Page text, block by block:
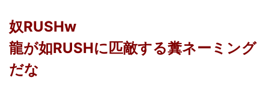
奴RUSHw
龍が如RUSHに匹敵する糞ネーミング
だな